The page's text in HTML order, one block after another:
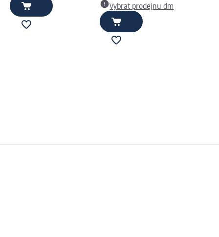
Vybrat prodejnu dm